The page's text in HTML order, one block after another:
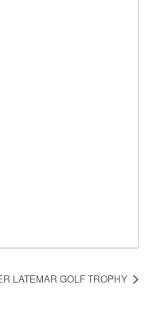
LATEMAR GOLF TROPHY